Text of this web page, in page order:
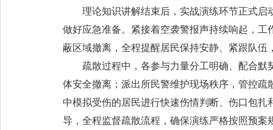
理论知识讲解结束后，实战演练环节正式
做好应急准备。紧接着空袭警报声持续响起，
蔽区域撤离，全程提醒居民保持安静、紧跟队
疏散过程中，各参与力量分工明确、配合
体安全撤离；派出所民警维护现场秩序，管控
中模拟受伤的居民进行快速伤情判断、伤口包
导，全程监督疏散流程，确保演练严格按照预案